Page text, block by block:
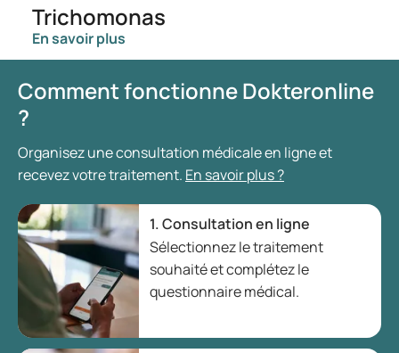
Trichomonas
En savoir plus
Comment fonctionne Dokteronline
?
Organisez une consultation médicale en ligne et
recevez votre traitement. En savoir plus ?
1. Consultation en ligne
Sélectionnez le traitement
souhaité et complétez le
questionnaire médical.